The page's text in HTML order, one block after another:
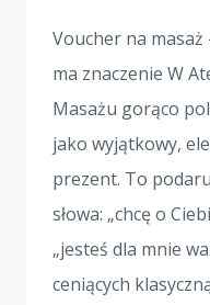
Voucher na
ma znaczenie W
Masażu gorąco
jako wyjątkowy,
prezent. To
słowa: „chcę o
„jesteś dla mnie
ceniących